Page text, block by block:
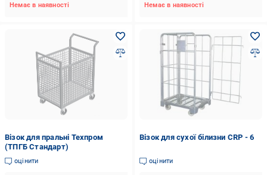
Немає в наявності Немає в наявності
Візок для пральні Техпром
(ТПГБ Стандарт)
оцінити
Візок для сухої білизни CRP - 6
оцінити